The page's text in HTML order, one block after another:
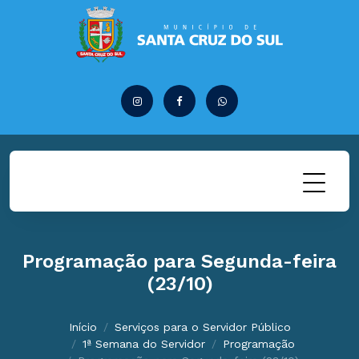
Programação para Segunda-feira
(23/10)
Início
Serviços para o Servidor Público
1ª Semana do Servidor
Programação